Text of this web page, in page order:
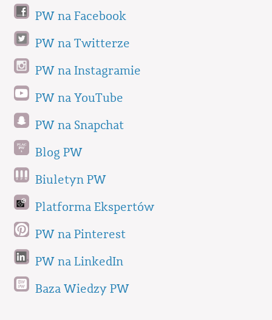
PW na Facebook
PW na Twitterze
PW na Instagramie
PW na YouTube
PW na Snapchat
Blog PW
Biuletyn PW
Platforma Ekspertów
PW na Pinterest
PW na LinkedIn
Baza Wiedzy PW